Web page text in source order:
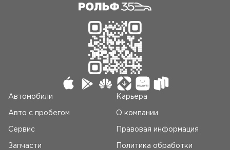
Автомобили
Авто c пробегом
Сервис
Запчасти
Карьера
О компании
Правовая информация
Политика обработки